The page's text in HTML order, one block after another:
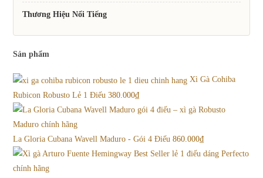
Thương Hiệu Nổi Tiếng
Sản phẩm
Xì Gà Cohiba
Rubicon Robusto Lẻ 1 Điếu 380.000₫
La Gloria Cubana Wavell Maduro - Gói 4 Điếu 860.000₫